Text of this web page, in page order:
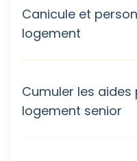
Canicule et
logement
Cumuler les
logement senior